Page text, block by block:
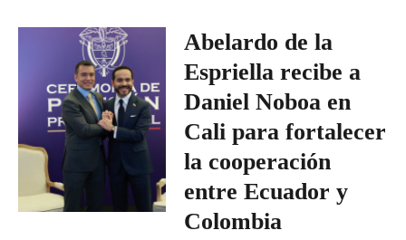
Abelardo de la
Espriella recibe a
Daniel Noboa en
Cali para fortalecer
la cooperación
entre Ecuador y
Colombia